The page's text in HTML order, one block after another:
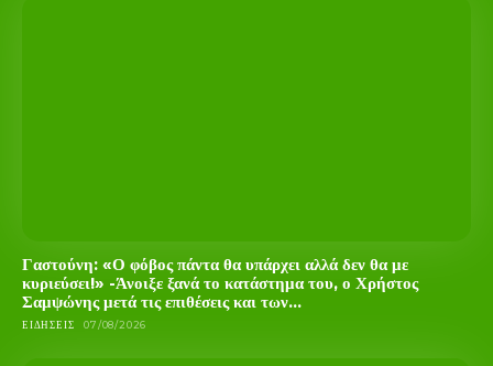
Γαστούνη: «Ο φόβος πάντα θα υπάρχει αλλά δεν θα με
κυριεύσει!» -Άνοιξε ξανά το κατάστημα του, ο Χρήστος
Σαμψώνης μετά τις επιθέσεις και των...
ΕΙΔΉΣΕΙΣ 07/08/2026